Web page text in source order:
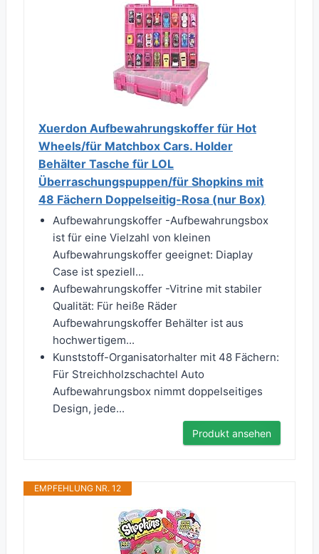
Xuerdon Aufbewahrungskoffer für Hot
Wheels/für Matchbox Cars. Holder
Behälter Tasche für LOL
Überraschungspuppen/für Shopkins mit
48 Fächern Doppelseitig-Rosa (nur Box)
Aufbewahrungskoffer -Aufbewahrungsbox
ist für eine Vielzahl von kleinen
Aufbewahrungskoffer geeignet: Diaplay
Case ist speziell...
Aufbewahrungskoffer -Vitrine mit stabiler
Qualität: Für heiße Räder
Aufbewahrungskoffer Behälter ist aus
hochwertigem...
Kunststoff-Organisatorhalter mit 48 Fächern:
Für Streichholzschachtel Auto
Aufbewahrungsbox nimmt doppelseitiges
Design, jede...
Produkt ansehen
EMPFEHLUNG NR. 12